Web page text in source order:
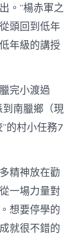
。”楊赤軍之
頭回到低年
年級的講授
完小渡過
南臘鄉（現
的村小任務7
精神放在勸
一場力量對
想要停學的
就很不錯的